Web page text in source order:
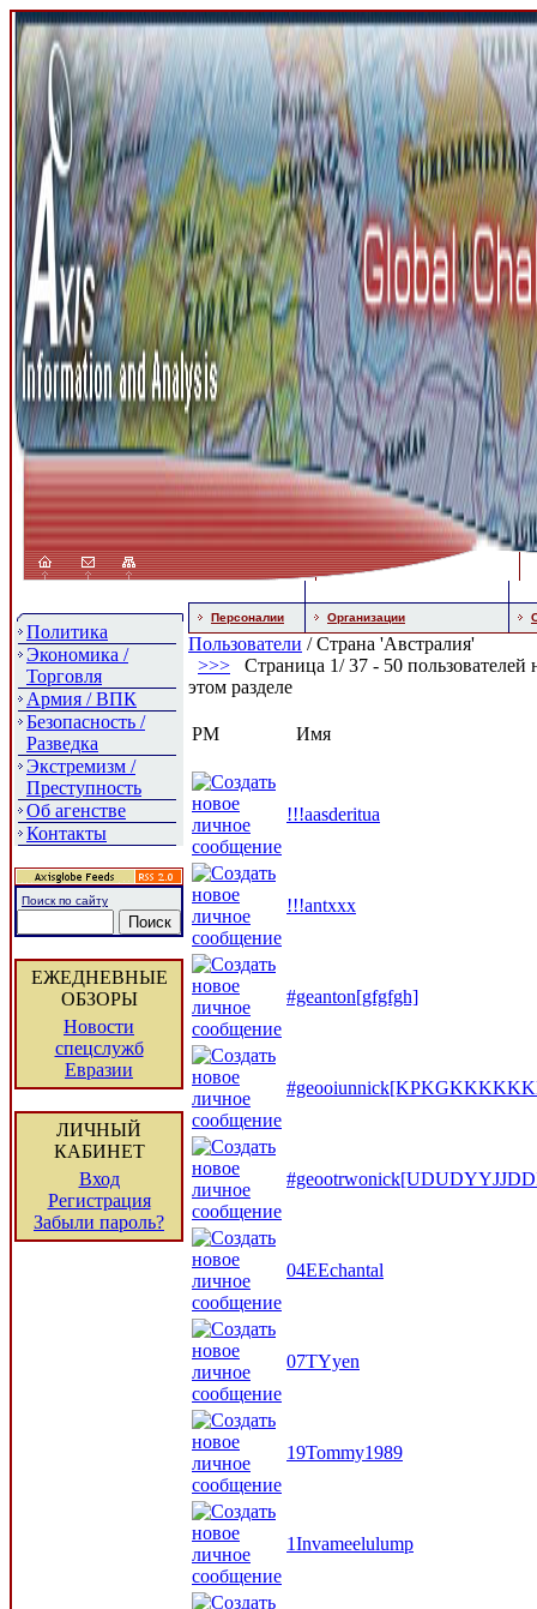
Политика
Экономика /
Торговля
Армия / ВПК
Безопасность /
Разведка
Экстремизм /
Преступность
Об агенстве
Контакты
Поиск по сайту
ЕЖЕДНЕВНЫЕ
ОБЗОРЫ
Новости
спецслужб
Евразии
ЛИЧНЫЙ
КАБИНЕТ
Вход
Регистрация
Забыли пароль?
Персоналии Организации
Пользователи / Страна 'Австралия'
>>> Страница 1/ 37 - 50 пользователей
этом разделе
PM Имя
!!!aasderitua
!!!antxxx
#geanton[gfgfgh]
04EEchantal
07TYyen
19Tommy1989
1Invameelulump